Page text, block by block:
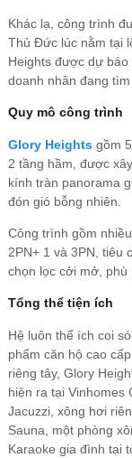
Khác lạ, công trình
Thủ Đức lúc nằm tại
Heights được dự báo
doanh nhân đang tìm
Quy mô công trình
Glory Heightsgồm 5
2 tầng hầm, được
kính tràn panorama
đón gió bỗng nhiên.
Công trình gồm
2PN+ 1 và 3PN, tiêu
chọn lọc cởi mở, phù
Tổng thể tiện ích
Hệ luôn thể ích coi
phẩm căn hộ cao
riêng tây, Glory
hiện ra tại Vinhomes
Jacuzzi, xông hơi
Sauna, một phòng
Karaoke gia đình tại